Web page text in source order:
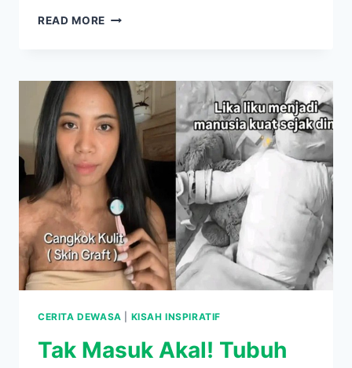
READ MORE PERJUANGAN
SOL
SEPATU
DI
SAMARINDA
DEMI
MENGHIDUPI
CERITA DEWASA KISAH INSPIRATIF
Tak Masuk Akal! Tubuh